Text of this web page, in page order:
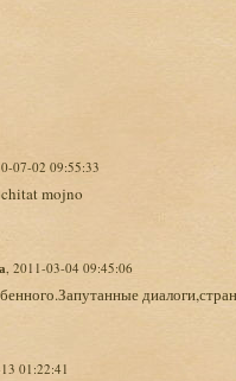
07-02 09:55:33
mojno
, 2011-03-04 09:45:06
01:22:41